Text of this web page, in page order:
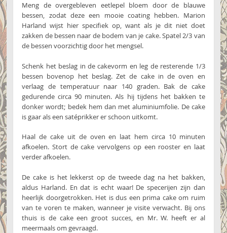
Meng de overgebleven eetlepel bloem door de blauwe
bessen, zodat deze een mooie coating hebben. Marion
Harland wijst hier specifiek op, want als je dit niet doet
zakken de bessen naar de bodem van je cake. Spatel 2/3 van
de bessen voorzichtig door het mengsel.
Schenk het beslag in de cakevorm en leg de resterende 1/3
bessen bovenop het beslag. Zet de cake in de oven en
verlaag de temperatuur naar 140 graden. Bak de cake
gedurende circa 90 minuten. Als hij tijdens het bakken te
donker wordt; bedek hem dan met aluminiumfolie. De cake
is gaar als een satéprikker er schoon uitkomt.
Haal de cake uit de oven en laat hem circa 10 minuten
afkoelen. Stort de cake vervolgens op een rooster en laat
verder afkoelen.
De cake is het lekkerst op de tweede dag na het bakken,
aldus Harland. En dat is echt waar! De specerijen zijn dan
heerlijk doorgetrokken. Het is dus een prima cake om ruim
van te voren te maken, wanneer je visite verwacht. Bij ons
thuis is de cake een groot succes, en Mr. W. heeft er al
meermaals om gevraagd.